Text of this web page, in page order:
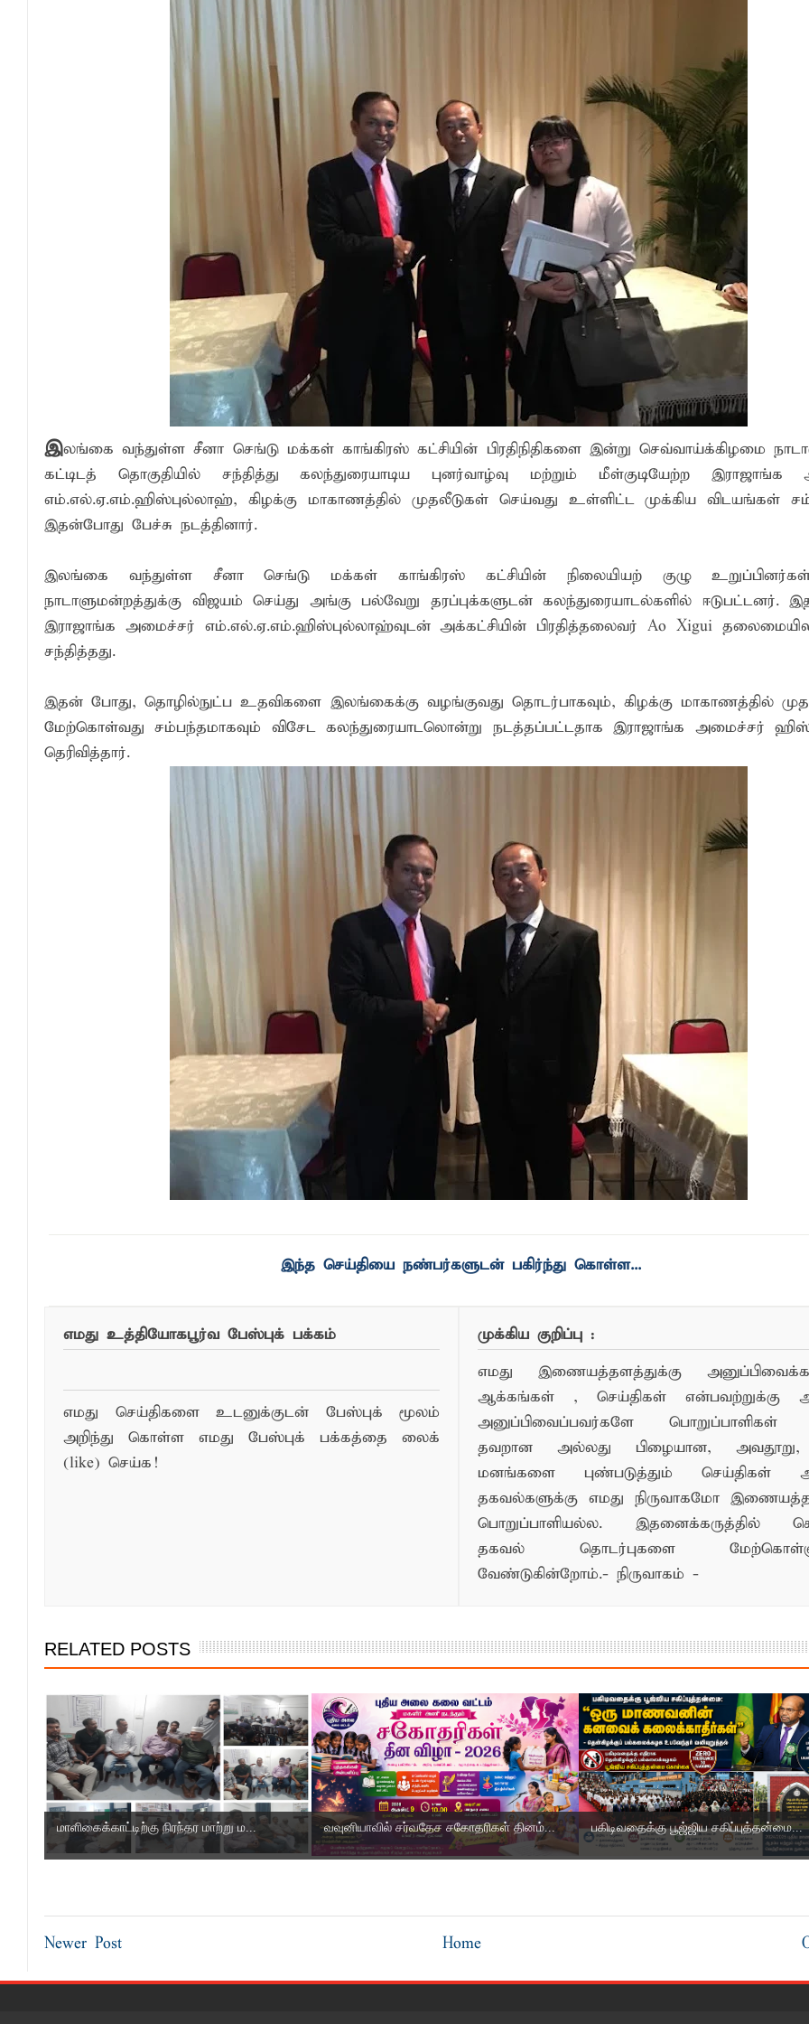
இலங்கை அஹ்திய்யா பாடசாலைகளின் 75ஆவது ஆண்டு பவள விழா ஏற்பாடுகள் தொடர்பாக அம்பாறை
தென்கிழக்குப் பல்கலைக்கழக ஊழியர் சங்கத்தின் புதிய செயலாளராக நாபி எம். முஸ்னி பதவியேற்பு
வியப்பில் ஆழ்த்தும் விபூதி மலை! – கதிர்காமத்தின் மறைந்திருக்கும் அதிசயம்
சாய்ந்தமருது லீடர் அஸ்ரப் வித்தியாலயத்தில் சுற்றாடல் சார் செயற்பாட்டு முகாம்
சாய்ந்தமருது ரியல் பிளாஸ்டர் விளையாட்டுக் கழகத்தின் ரீஜென்சி டி20 பிளாஸ்ட் கிரிக்கெட் சுற்றுப்போட்டி
நிதி மோசடிகளைத் தடுப்பதற்காக மத்திய வங்கி – பொலிஸார் இணைந்து அம்பாறையில் விசேட விழிப்புணர்வு
பொலிஸ் சிறைக்கூடத்தை வீடியோ எடுத்த சந்தேக நபருக்கு சரீரப் பிணை-கல்முனை நீதிவான் நீதிமன்றம்
பாரம்பரிய அரசியலுக்கு முற்றுப்புள்ளியா? இடதுசாரிக் கொள்கையை நோக்கி வடகிழக்கு மக்கள்
2026 - 2027 இல் வலுவான El Niño உருவாகிறது: இலங்கை - இந்தியாவுக்கு வறட்சி, வெள்ளம் மற்றும்
எச்சரிக்கை!
சுகாதார விதிமுறைகளை மீறிய வியாபாரிகளுக்கு எதிராகச் சட்ட நடவடிக்கை! மனித நுகர்வுக்குப்
மாளிகைக்காட்டிற்கு நிரந்தர மாற்று மையவாடி அமைப்பது குறித்து விசேட ஆலோசனைக் கூட்டம் :
ஒருமித்த நடவடிக்கைக்கு முஸ்தீபு
வவுனியாவில் சர்வதேச சகோதரிகள் தினம்!
பகிடிவதைக்கு பூஜ்ஜிய சகிப்புத்தன்மை: "ஒரு மாணவனின் கனவைக் கலைக்காதீர்கள்" – தென்கிழக்குப்
கல்முனை - பாண்டிருப்பில் வீதி விபத்து ஒருவர் உயிரிழப்பு, மற்றையவர் அவசர சிகிச்சை பிரிவில்
இலங்கை வந்துள்ள சீனா செங்டு மக்கள் காங்கிரஸ் கட்சியின் பிரதிநிதிகளை இன்று செவ்வாய்க்கிழமை
கட்டிடத் தொகுதியில் சந்தித்து கலந்துரையாடிய புனர்வாழ்வு மற்றும் மீள்குடியேற்ற இராஜாங்க
எம்.எல்.ஏ.எம்.ஹிஸ்புல்லாஹ், கிழக்கு மாகாணத்தில் முதலீடுகள் செய்வது உள்ளிட்ட முக்கிய விடயங்கள்
இதன்போது பேச்சு நடத்தினார்.
இலங்கை வந்துள்ள சீனா செங்டு மக்கள் காங்கிரஸ் கட்சியின் நிலையியற் குழு
நாடாளுமன்றத்துக்கு விஜயம் செய்து அங்கு பல்வேறு தரப்புக்களுடன் கலந்துரையாடல்களில் ஈடுபட்டனர்.
இராஜாங்க அமைச்சர் எம்.எல்.ஏ.எம்.ஹிஸ்புல்லாஹ்வுடன் அக்கட்சியின் பிரதித்தலைவர் Ao Xigui
சந்தித்தது.
இதன் போது, தொழில்நுட்ப உதவிகளை இலங்கைக்கு வழங்குவது தொடர்பாகவும், கிழக்கு மாகாணத்தில்
மேற்கொள்வது சம்பந்தமாகவும் விசேட கலந்துரையாடலொன்று நடத்தப்பட்டதாக இராஜாங்க அமைச்சர்
தெரிவித்தார்.
இந்த செய்தியை நண்பர்களுடன் பகிர்ந்து கொள்ள...
எமது உத்தியோகபூர்வ பேஸ்புக் பக்கம்
எமது செய்திகளை உடனுக்குடன் பேஸ்புக் மூலம்
அறிந்து கொள்ள எமது பேஸ்புக் பக்கத்தை லைக்
(like) செய்க!
முக்கிய குறிப்பு :
எமது இணையத்தளத்துக்கு
ஆக்கங்கள் , செய்திகள் என்பவற்றுக்கு
அனுப்பிவைப்பவர்களே பொறுப்பாளிகள்
தவறான அல்லது பிழையான, அவதூறு,
மனங்களை புண்படுத்தும் செய்திகள்
தகவல்களுக்கு எமது நிருவாகமோ
பொறுப்பாளியல்ல. இதனைக்கருத்தில்
தகவல் தொடர்புகளை
வேண்டுகின்றோம்.- நிருவாகம் -
RELATED POSTS
மாளிகைக்காட்டிற்கு நிரந்தர மாற்று ம... வவுனியாவில் சர்வதேச சகோதரிகள் தினம்... பகிடிவதைக்கு பூஜ்ஜிய சகிப்புத்தன்மை...
Newer Post Home